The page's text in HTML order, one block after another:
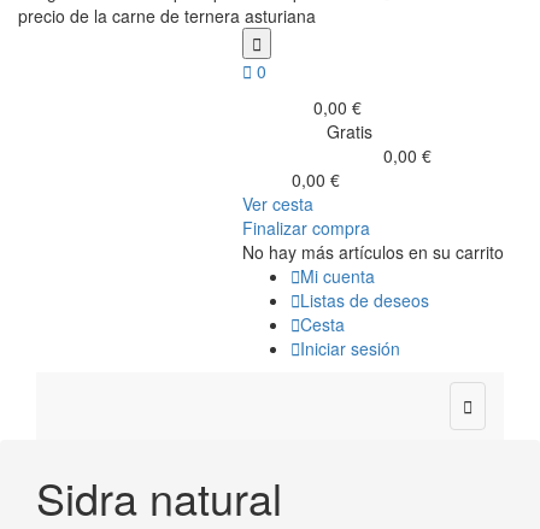
precio de la carne de ternera asturiana

 0
0,00 €
Gratis
0,00 €
0,00 €
Ver cesta
Finalizar compra
No hay más artículos en su carrito
Mi cuenta
Listas de deseos
Cesta
Iniciar sesión

Sidra natural